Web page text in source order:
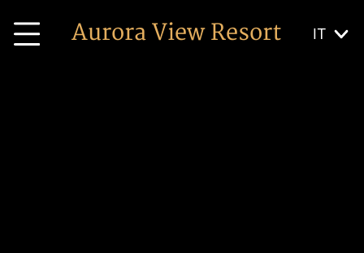
Aurora View Resort IT